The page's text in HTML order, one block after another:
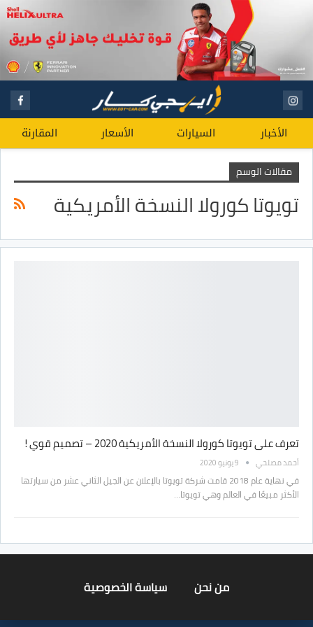
الأخبار السيارات الأسعار المقارنة
مقالات الوسم
تويوتا كورولا النسخة الأمريكية
تعرف على تويوتا كورولا النسخة الأمريكية 2020 – تصميم قوي !
أحمد مصلحي 9 يونيو 2020
في نهاية عام 2018 قامت شركة تويوتا بالإعلان عن الجيل الثاني عشر من سيارتها
الأكثر مبيعًا في العالم وهي تويوتا…
من نحن سياسة الخصوصية